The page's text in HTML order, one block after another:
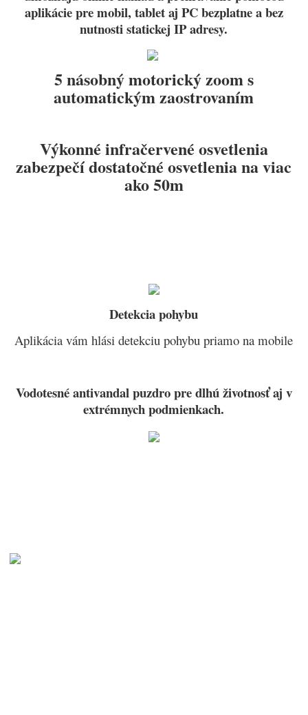
aplikácie pre mobil, tablet aj PC bezplatne a bez
nutnosti statickej IP adresy.
5 násobný motorický zoom s
automatickým zaostrovaním
Výkonné infračervené osvetlenia
zabezpečí dostatočné osvetlenia na viac
ako 50m
Detekcia pohybu
Aplikácia vám hlási detekciu pohybu priamo na mobile
Vodotesné antivandal puzdro pre dlhú životnosť aj v
extrémnych podmienkach.